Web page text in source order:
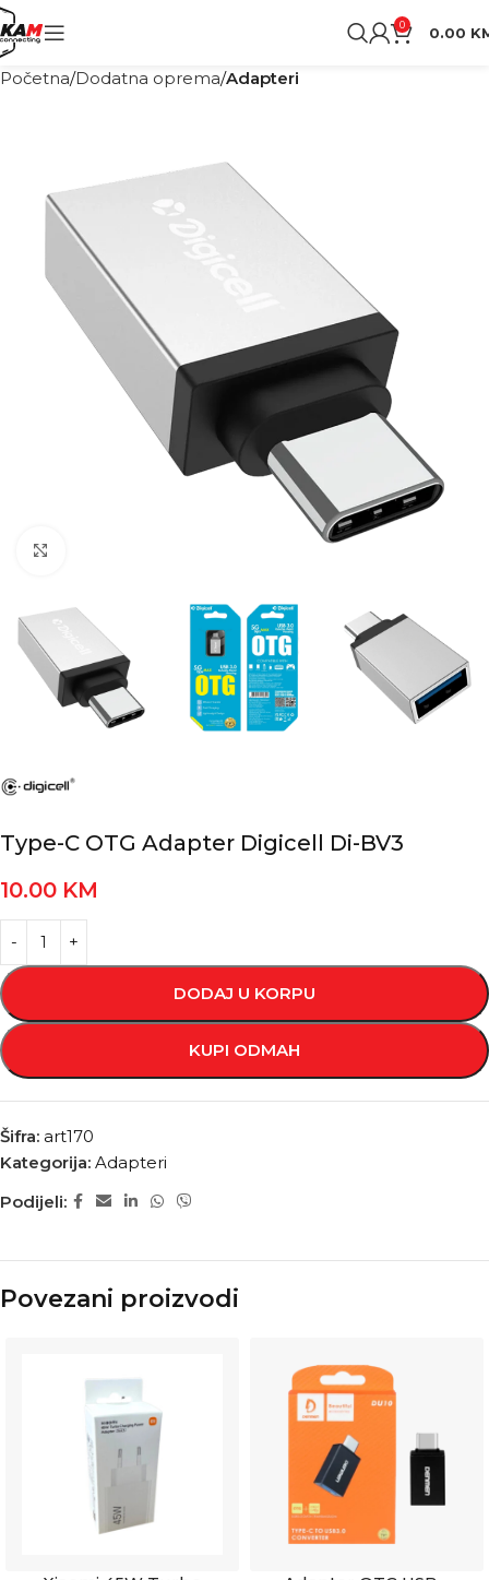
0 0.00
Početna Dodatna oprema Adapteri
Type-C OTG Adapter Digicell Di-BV3
10.00 KM
DODAJ U KORPU
KUPI ODMAH
Šifra: art170
Kategorija: Adapteri
Podijeli:
Povezani proizvodi